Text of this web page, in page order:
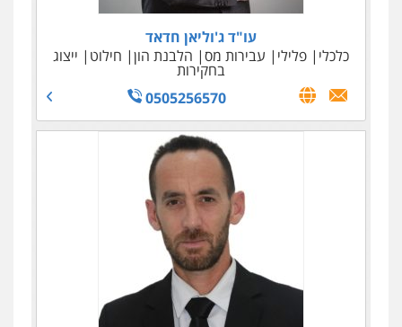
עו"ד ג'וליאן חדאד
כלכלי
פלילי עבירות מס הלבנת הון חילוט ייצוג
בחקירות
0505256570
גולדמן ושות' – משרד עו"ד
עבירות מס
036966733
עו"ד אלי סרור
פשיטות רגל
אזרחי
0522614884